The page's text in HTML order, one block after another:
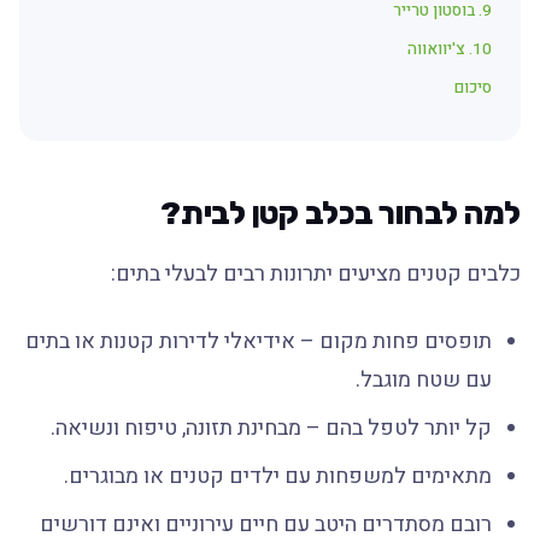
10. צ'יוואווה
סיכום
למה לבחור בכלב קטן לבית?
כלבים קטנים מציעים יתרונות רבים לבעלי בתים:
תופסים פחות מקום – אידיאלי לדירות קטנות או בתים
עם שטח מוגבל.
קל יותר לטפל בהם – מבחינת תזונה, טיפוח ונשיאה.
מתאימים למשפחות עם ילדים קטנים או מבוגרים.
רובם מסתדרים היטב עם חיים עירוניים ואינם דורשים